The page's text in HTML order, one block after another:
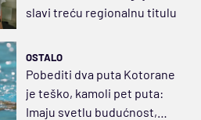
slavi treću regionalnu titulu
OSTALO
Pobediti dva puta Kotorane
je teško, kamoli pet puta:
Imaju svetlu budućnost,